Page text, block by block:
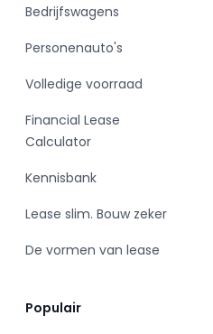
Bedrijfswagens
Personenauto's
Volledige voorraad
Financial Lease
Calculator
Kennisbank
Lease slim. Bouw zeker
De vormen van lease
Populair